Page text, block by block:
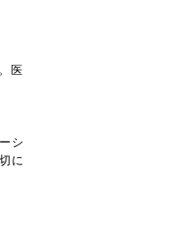
医
シ
に